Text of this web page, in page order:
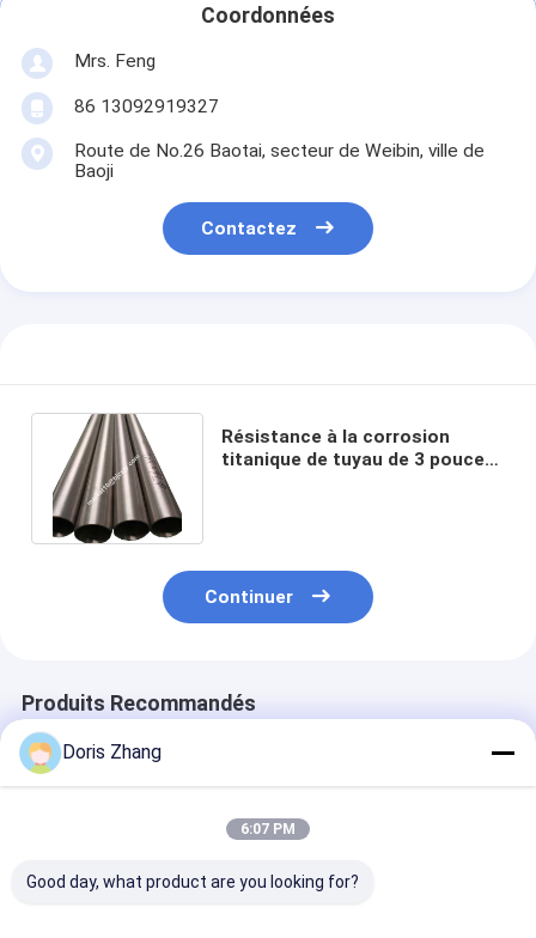
Coordonnées
Mrs. Feng
86 13092919327
Route de No.26 Baotai, secteur de Weibin, ville de
Baoji
Contactez
Résistance à la corrosion
titanique de tuyau de 3 pouces
Continuer
Produits Recommandés
Doris Zhang
6:07 PM
Good day, what product are you looking for?